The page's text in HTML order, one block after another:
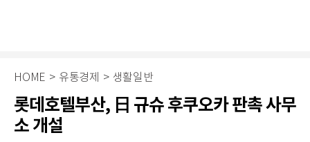
HOME > 유통경제 > 생활일반
롯데호텔부산, 日 규슈 후쿠오카 판촉 사무
소 개설